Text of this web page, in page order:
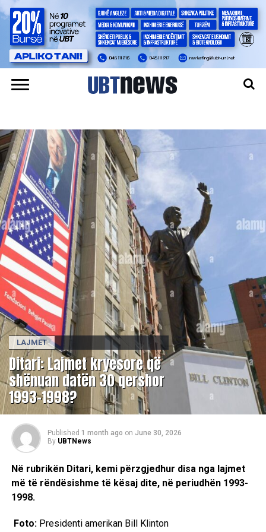
LAJMET
Ditari: Lajmet kryesore që
shënuan datën 30 qershor
1993-1998?
Published 1 month ago on June 30, 2026
By UBTNews
Në rubrikën Ditari, kemi përzgjedhur disa nga lajmet
më të rëndësishme të kësaj dite, në periudhën 1993-
1998.
Foto: Presidenti amerikan Bill Klinton